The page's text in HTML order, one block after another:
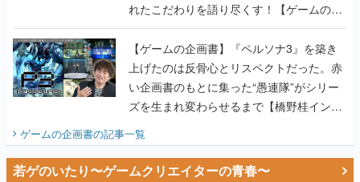
れたこだわりを語り尽くす！【ゲームの企
画書】
【ゲームの企画書】『ペルソナ3』を築き
上げたのは反骨心とリスペクトだった。赤
い企画書のもとに集った“愚連隊”がシリー
ズを生まれ変わらせるまで【橋野桂インタ
ビュー】
ゲームの企画書の記事一覧
若ゲのいたり〜ゲームクリエイターの青春〜